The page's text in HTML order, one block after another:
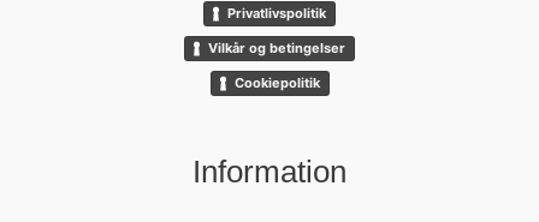
Privatlivspolitik
Vilkår og betingelser
Cookiepolitik
Information